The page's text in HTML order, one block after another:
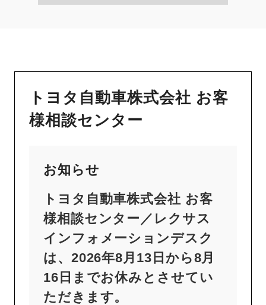
トヨタ自動車株式会社 お客
様相談センター
お知らせ
トヨタ自動車株式会社 お客
様相談センター／レクサス
インフォメーションデスク
は、2026年8月13日から8月
16日までお休みとさせてい
ただきます。